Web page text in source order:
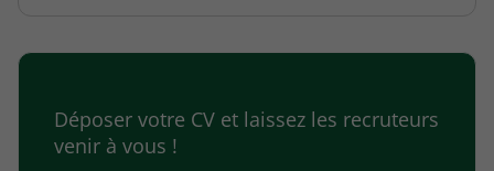
Déposer votre CV et laissez les recruteurs
venir à vous !